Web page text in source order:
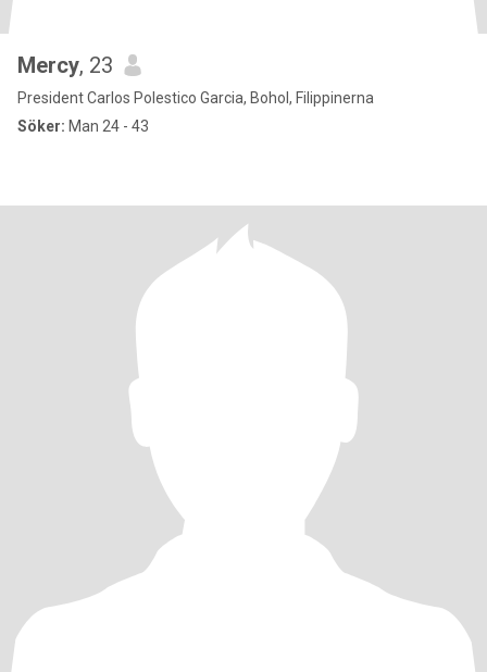
Mercy, 23
President Carlos Polestico Garcia, Bohol, Filippinerna
Söker: Man 24 - 43